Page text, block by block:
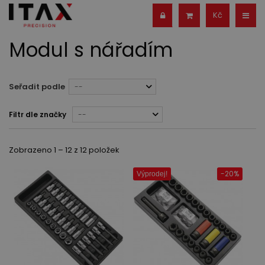
Kč
Modul s nářadím
Seřadit podle --
Filtr dle značky --
Zobrazeno 1 – 12 z 12 položek
Výprodej! -20%